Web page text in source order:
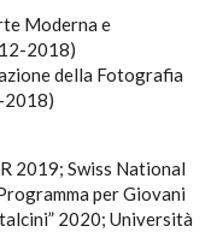
Moderna e
2018)
della Fotografia
2018)
2019; Swiss National
per Giovani
2020; Università